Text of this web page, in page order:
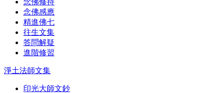
念佛修持
念佛感應
精進佛七
往生文集
答問解疑
進階修習
淨土法師文集
印光大師文鈔